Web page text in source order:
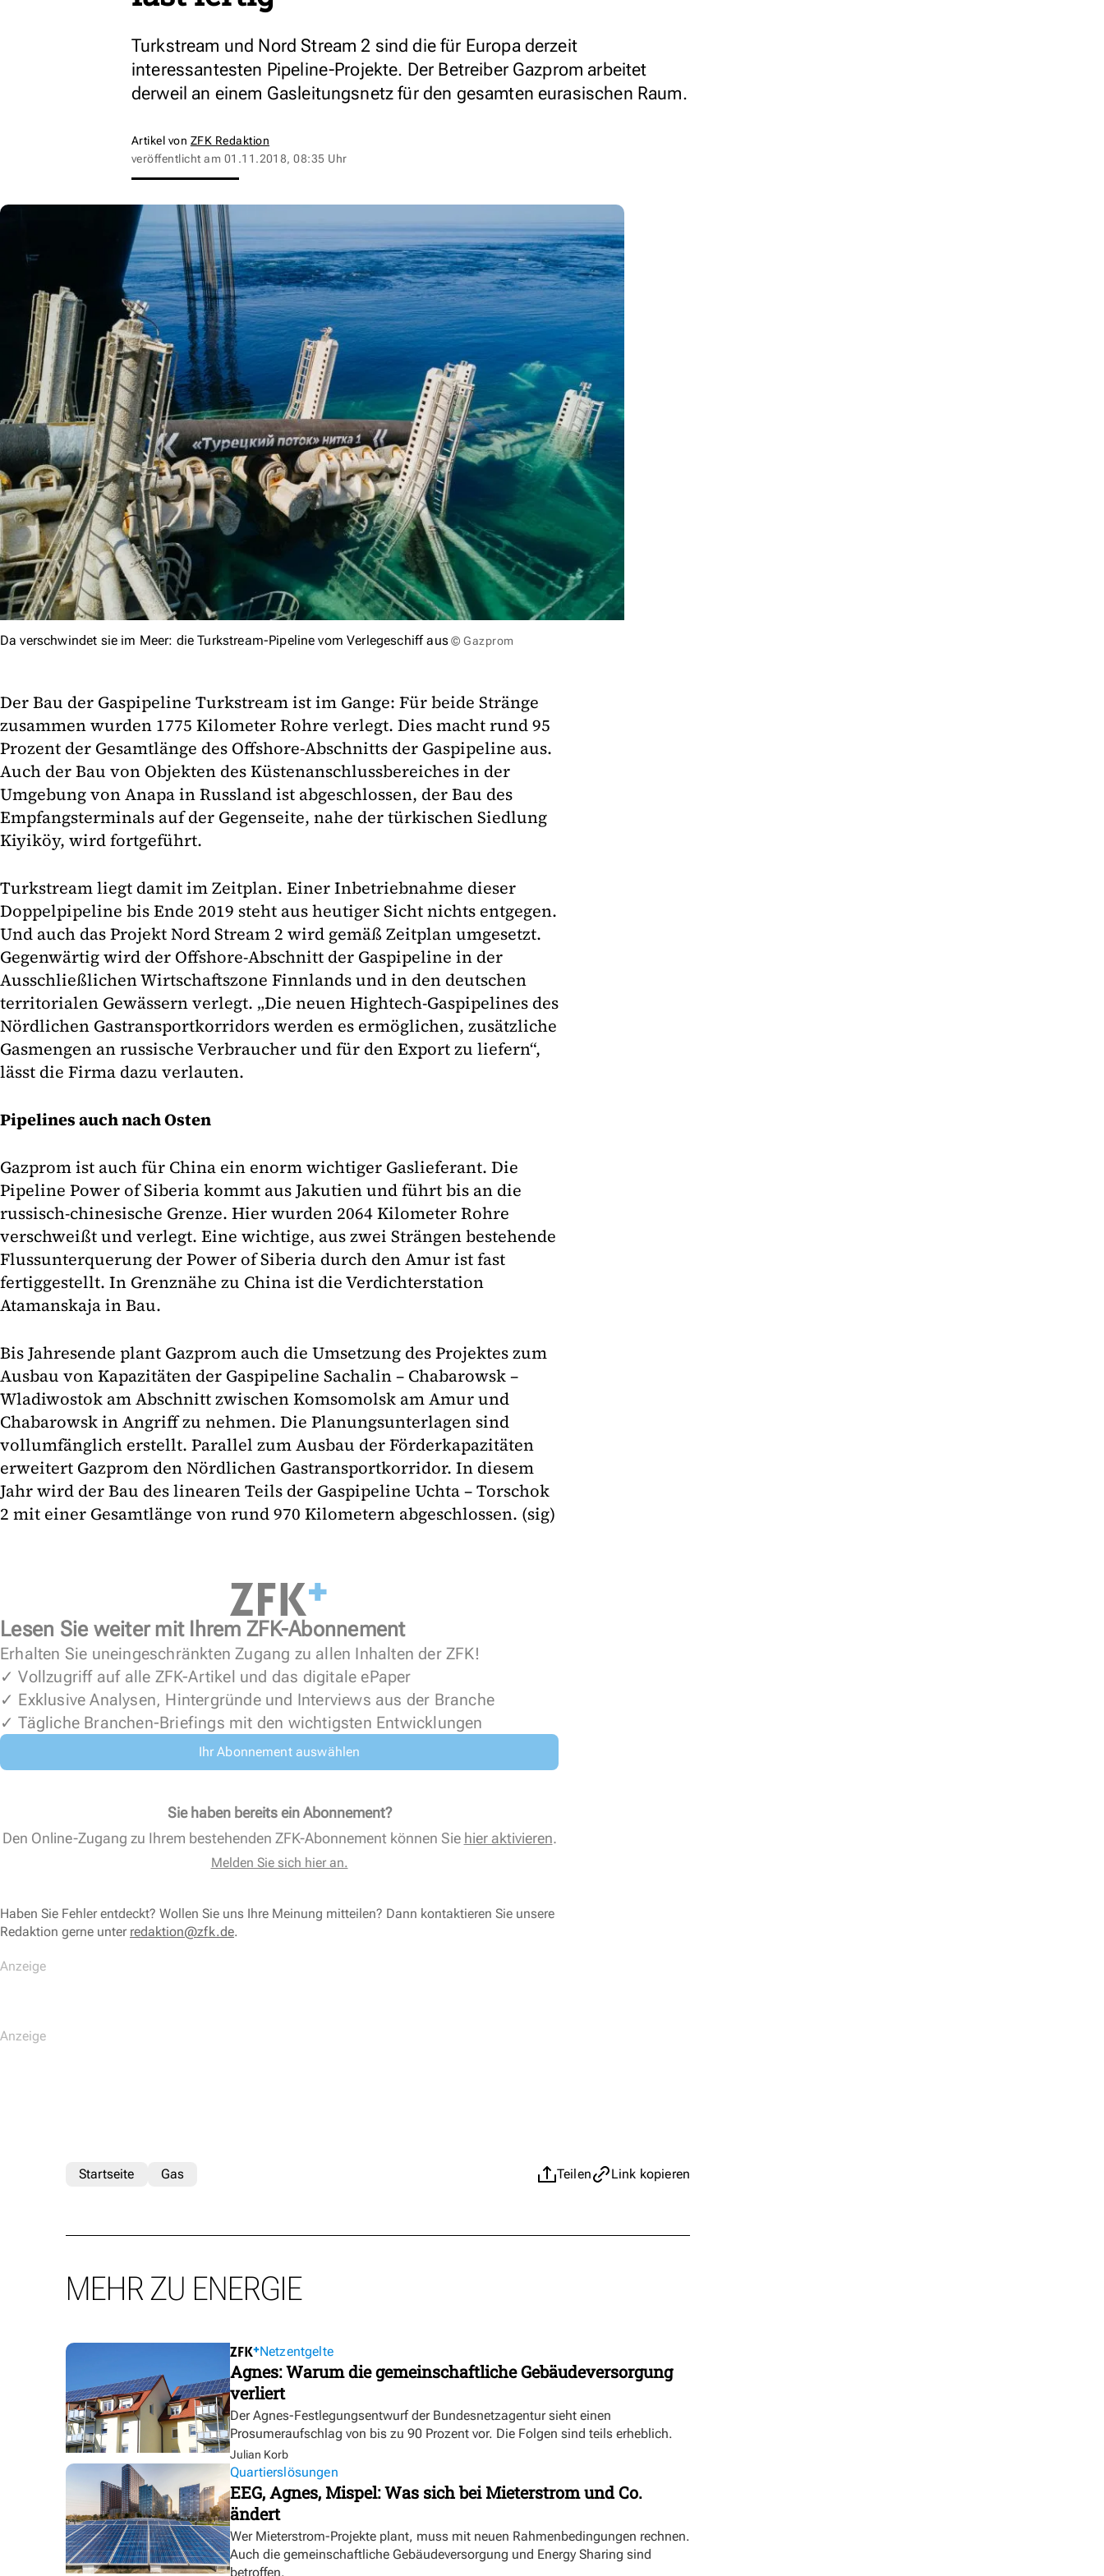
Turkstream und Nord Stream 2 sind die für Europa derzeit
interessantesten Pipeline-Projekte. Der Betreiber Gazprom arbeitet
derweil an einem Gasleitungsnetz für den gesamten eurasischen Raum.
Artikel von ZFK Redaktion
veröffentlicht am 01.11.2018, 08:35 Uhr
Da verschwindet sie im Meer: die Turkstream-Pipeline vom Verlegeschiff aus © Gazprom
Der Bau der Gaspipeline Turkstream ist im Gange: Für beide Stränge
zusammen wurden 1775 Kilometer Rohre verlegt. Dies macht rund 95
Prozent der Gesamtlänge des Offshore-Abschnitts der Gaspipeline aus.
Auch der Bau von Objekten des Küstenanschlussbereiches in der
Umgebung von Anapa in Russland ist abgeschlossen, der Bau des
Empfangsterminals auf der Gegenseite, nahe der türkischen Siedlung
Kiyiköy, wird fortgeführt.
Turkstream liegt damit im Zeitplan. Einer Inbetriebnahme dieser
Doppelpipeline bis Ende 2019 steht aus heutiger Sicht nichts entgegen.
Und auch das Projekt Nord Stream 2 wird gemäß Zeitplan umgesetzt.
Gegenwärtig wird der Offshore-Abschnitt der Gaspipeline in der
Ausschließlichen Wirtschaftszone Finnlands und in den deutschen
territorialen Gewässern verlegt. „Die neuen Hightech-Gaspipelines des
Nördlichen Gastransportkorridors werden es ermöglichen, zusätzliche
Gasmengen an russische Verbraucher und für den Export zu liefern“,
lässt die Firma dazu verlauten.
Pipelines auch nach Osten
Gazprom ist auch für China ein enorm wichtiger Gaslieferant. Die
Pipeline Power of Siberia kommt aus Jakutien und führt bis an die
russisch-chinesische Grenze. Hier wurden 2064 Kilometer Rohre
verschweißt und verlegt. Eine wichtige, aus zwei Strängen bestehende
Flussunterquerung der Power of Siberia durch den Amur ist fast
fertiggestellt. In Grenznähe zu China ist die Verdichterstation
Atamanskaja in Bau.
Bis Jahresende plant Gazprom auch die Umsetzung des Projektes zum
Ausbau von Kapazitäten der Gaspipeline Sachalin – Chabarowsk –
Wladiwostok am Abschnitt zwischen Komsomolsk am Amur und
Chabarowsk in Angriff zu nehmen. Die Planungsunterlagen sind
vollumfänglich erstellt. Parallel zum Ausbau der Förderkapazitäten
erweitert Gazprom den Nördlichen Gastransportkorridor. In diesem
Jahr wird der Bau des linearen Teils der Gaspipeline Uchta – Torschok
2 mit einer Gesamtlänge von rund 970 Kilometern abgeschlossen. (sig)
Lesen Sie weiter mit Ihrem ZFK-Abonnement
Erhalten Sie uneingeschränkten Zugang zu allen Inhalten der ZFK!
✓ Vollzugriff auf alle ZFK-Artikel und das digitale ePaper
✓ Exklusive Analysen, Hintergründe und Interviews aus der Branche
✓ Tägliche Branchen-Briefings mit den wichtigsten Entwicklungen
Ihr Abonnement auswählen
Sie haben bereits ein Abonnement?
Den Online-Zugang zu Ihrem bestehenden ZFK-Abonnement können Sie hier aktivieren.
Melden Sie sich hier an.
Haben Sie Fehler entdeckt? Wollen Sie uns Ihre Meinung mitteilen? Dann kontaktieren Sie unsere
Redaktion gerne unter redaktion@zfk.de.
Teilen Link kopieren
Startseite Gas
MEHR ZU ENERGIE
Netzentgelte
Agnes: Warum die gemeinschaftliche Gebäudeversorgung
verliert
Der Agnes-Festlegungsentwurf der Bundesnetzagentur sieht einen
Prosumeraufschlag von bis zu 90 Prozent vor. Die Folgen sind teils erheblich.
Julian Korb
Quartierslösungen
EEG, Agnes, Mispel: Was sich bei Mieterstrom und Co.
ändert
Wer Mieterstrom-Projekte plant, muss mit neuen Rahmenbedingungen rechnen.
Auch die gemeinschaftliche Gebäudeversorgung und Energy Sharing sind
betroffen.